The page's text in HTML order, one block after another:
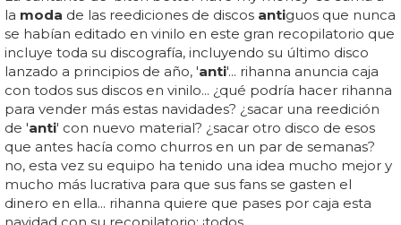
la moda de las reediciones de discos antiguos que nunca
se habían editado en vinilo en este gran recopilatorio que
incluye toda su discografía, incluyendo su último disco
lanzado a principios de año, 'anti'... rihanna anuncia caja
con todos sus discos en vinilo... ¿qué podría hacer rihanna
para vender más estas navidades? ¿sacar una reedición
de 'anti' con nuevo material? ¿sacar otro disco de esos
que antes hacía como churros en un par de semanas?
no, esta vez su equipo ha tenido una idea mucho mejor y
mucho más lucrativa para que sus fans se gasten el
dinero en ella... rihanna quiere que pases por caja esta